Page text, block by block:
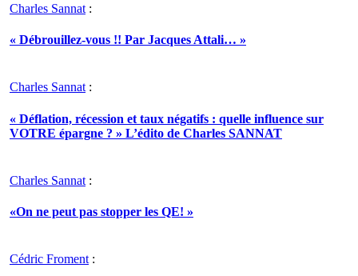
Charles Sannat :
« Débrouillez-vous !! Par Jacques Attali… »
Charles Sannat :
« Déflation, récession et taux négatifs : quelle influence sur
VOTRE épargne ? » L’édito de Charles SANNAT
Charles Sannat :
«On ne peut pas stopper les QE! »
Cédric Froment :